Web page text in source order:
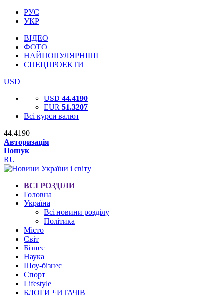
РУС
УКР
ВІДЕО
ФОТО
НАЙПОПУЛЯРНІШІ
СПЕЦПРОЕКТИ
USD
USD 44.4190
EUR 51.3207
Всі курси валют
44.4190
Авторизація
Пошук
RU
ВСІ РОЗДІЛИ
Головна
Україна
Всі новини розділу
Політика
Місто
Світ
Бізнес
Наука
Шоу-бізнес
Спорт
Lifestyle
БЛОГИ ЧИТАЧІВ